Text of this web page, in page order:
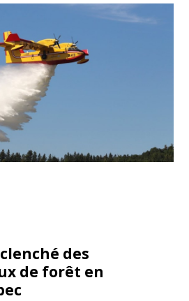
des
de forêt en